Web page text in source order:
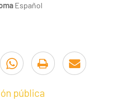
Español
pública